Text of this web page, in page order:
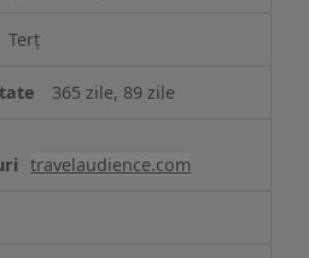
Terț
365 zile, 89 zile
travelaudience.com